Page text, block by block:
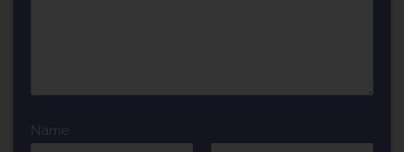
Name *